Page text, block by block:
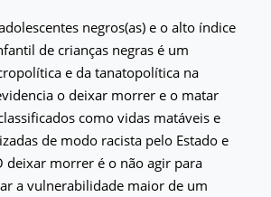
negros(as) e o alto índice
de crianças negras é um
e da tanatopolítica na
o deixar morrer e o matar
como vidas matáveis e
de modo racista pelo Estado e
deixar morrer é o não agir para
a vulnerabilidade maior de um